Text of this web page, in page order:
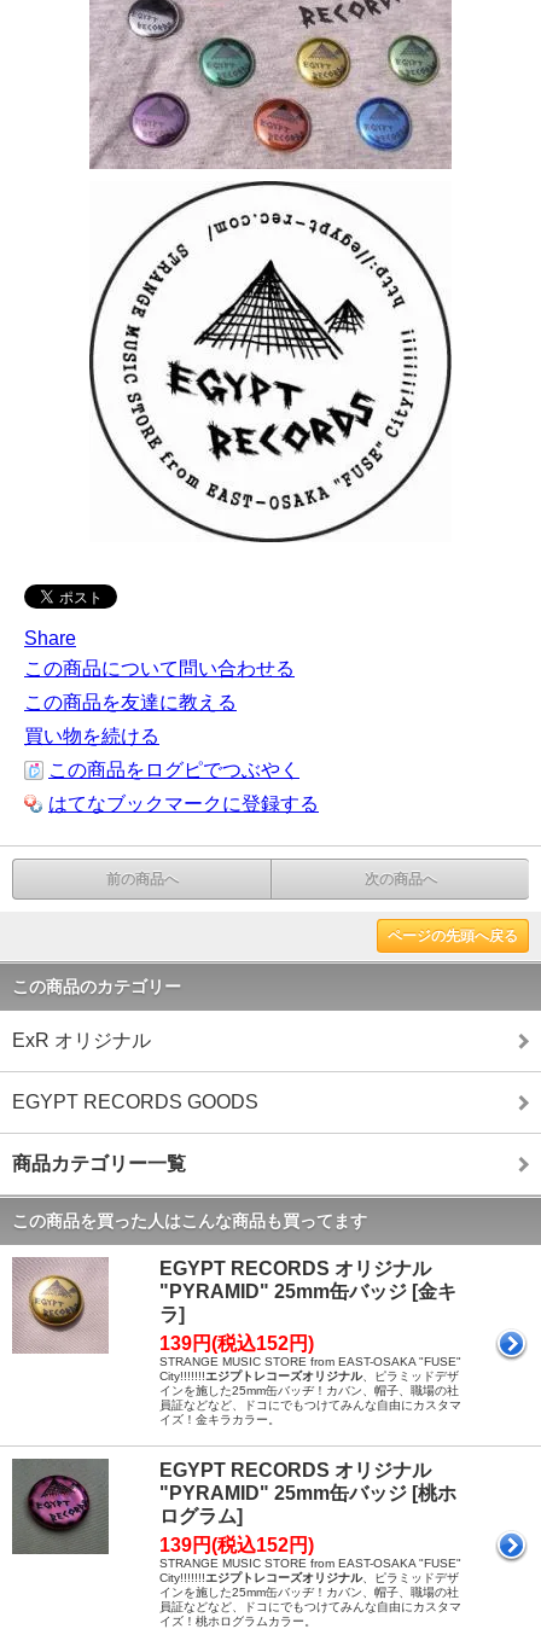
Share
この商品について問い合わせる
この商品を友達に教える
買い物を続ける
この商品をログピでつぶやく
はてなブックマークに登録する
前の商品へ 次の商品へ
ページの先頭へ戻る
この商品のカテゴリー
ExR オリジナル
EGYPT RECORDS GOODS
商品カテゴリー一覧
この商品を買った人はこんな商品も買ってます
EGYPT RECORDS オリジナル
"PYRAMID" 25mm缶バッジ [金キ
ラ]
139円(税込152円)
STRANGE MUSIC STORE from EAST-OSAKA "FUSE"
City!!!!!!!エジプトレコーズオリジナル、ピラミッドデザ
インを施した25mm缶バッヂ！カバン、帽子、職場の社
員証などなど、ドコにでもつけてみんな自由にカスタマ
イズ！金キラカラー。
EGYPT RECORDS オリジナル
"PYRAMID" 25mm缶バッジ [桃ホ
ログラム]
139円(税込152円)
STRANGE MUSIC STORE from EAST-OSAKA "FUSE"
City!!!!!!!エジプトレコーズオリジナル、ピラミッドデザ
インを施した25mm缶バッヂ！カバン、帽子、職場の社
員証などなど、ドコにでもつけてみんな自由にカスタマ
イズ！桃ホログラムカラー。